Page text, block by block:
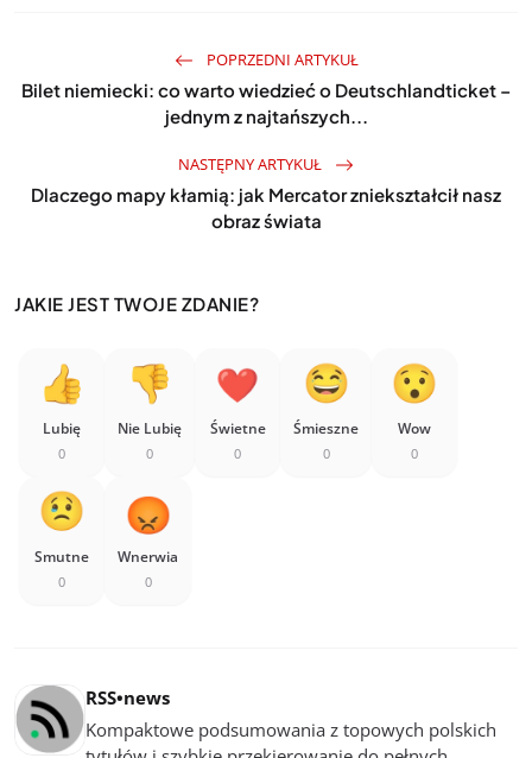
POPRZEDNI ARTYKUŁ
Bilet niemiecki: co warto wiedzieć o Deutschlandticket –
jednym z najtańszych...
NASTĘPNY ARTYKUŁ
Dlaczego mapy kłamią: jak Mercator zniekształcił nasz
obraz świata
JAKIE JEST TWOJE ZDANIE?
Lubię
0
Nie Lubię
0
Świetne
0
Śmieszne
0
Wow
0
Smutne
0
Wnerwia
0
RSS•news
Kompaktowe podsumowania z topowych polskich